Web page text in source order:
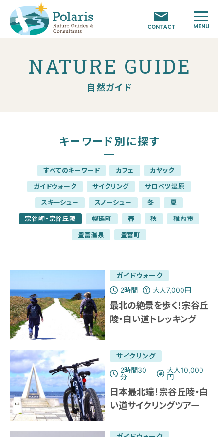
CONTACT MENU
NATURE GUIDE
自然ガイド
キーワード別に探す
すべてのキーワード カフェ カヤック
ガイドウォーク サイクリング サロベツ湿原
スキーシュー スノーシュー 冬 夏
宗谷岬・宗谷丘陵 幌延町 春 秋 稚内市
豊富温泉 豊富町
ガイドウォーク
2時間
大人7,000円
最北の絶景を歩く！宗谷丘
陵・白い道トレッキング
サイクリング
2時間30
分
大人10,000
円
日本最北端！宗谷丘陵・白
い道サイクリングツアー